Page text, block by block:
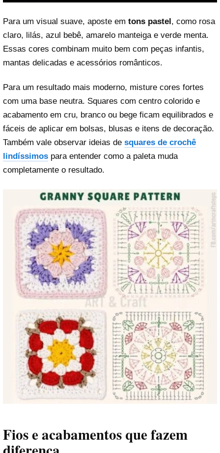
Para um visual suave, aposte em tons pastel , como rosa
claro, lilás, azul bebê, amarelo manteiga e verde menta.
Essas cores combinam muito bem com peças infantis,
mantas delicadas e acessórios românticos.
Para um resultado mais moderno, misture cores fortes
com uma base neutra. Squares com centro colorido e
acabamento em cru, branco ou bege ficam equilibrados e
fáceis de aplicar em bolsas, blusas e itens de decoração.
Também vale observar ideias de squares de crochê
lindíssimos para entender como a paleta muda
completamente o resultado.
Fios e acabamentos que fazem